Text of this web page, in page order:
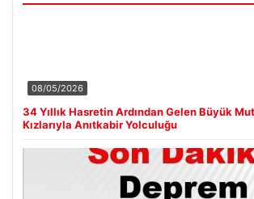
08/05/2026
34 Yıllık Hasretin Ardından Gelen Büyük
Kızlarıyla Anıtkabir Yolculuğu